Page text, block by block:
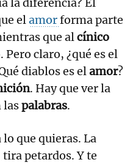
la diferencia? El
elamorforma parte
que alcínico
claro, ¿qué es el
diablos es elamor?
. Hay que ver la
laspalabras.
lo que quieras. La
petardos. Y te